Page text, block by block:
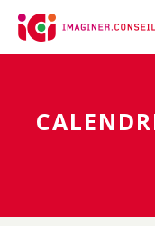
Panneau de gestion des